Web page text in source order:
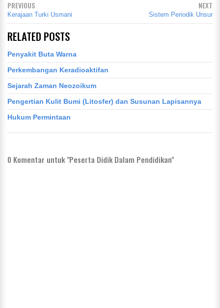
PREVIOUS
Kerajaan Turki Usmani
NEXT
Sistem Periodik Unsur
RELATED POSTS
Penyakit Buta Warna
Perkembangan Keradioaktifan
Sejarah Zaman Neozoikum
Pengertian Kulit Bumi (Litosfer) dan Susunan Lapisannya
Hukum Permintaan
0 Komentar untuk "Peserta Didik Dalam Pendidikan"